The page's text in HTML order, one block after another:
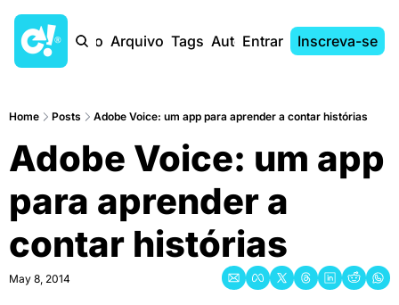
Início Arquivo Tags AutoresEntrar Inscreva-se
Home Posts Adobe Voice: um app para aprender a contar histórias
Adobe Voice: um app
para aprender a
contar histórias
May 8, 2014